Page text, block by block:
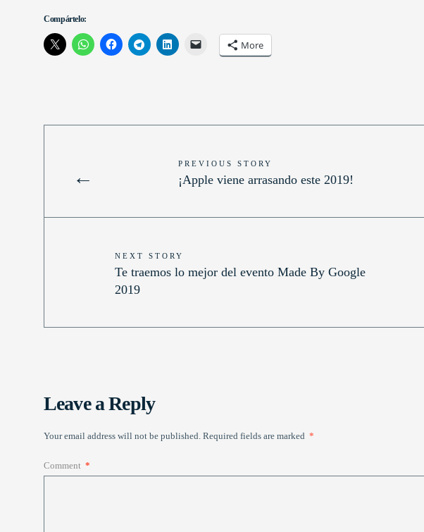
Compártelo:
More
←
PREVIOUS STORY
¡Apple viene arrasando este 2019!
NEXT STORY
Te traemos lo mejor del evento Made By Google
2019
Leave a Reply
Your email address will not be published. Required fields are marked *
Comment *